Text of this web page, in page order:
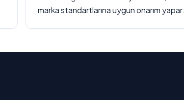
marka standartlarına uygun onarım yapar.